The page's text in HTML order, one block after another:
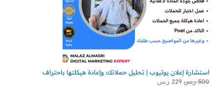
استشارة إعلان يوتيوب | تحليل حملاتك وإعادة هيكلتها باحتراف
500 ر.س 229 ر.س